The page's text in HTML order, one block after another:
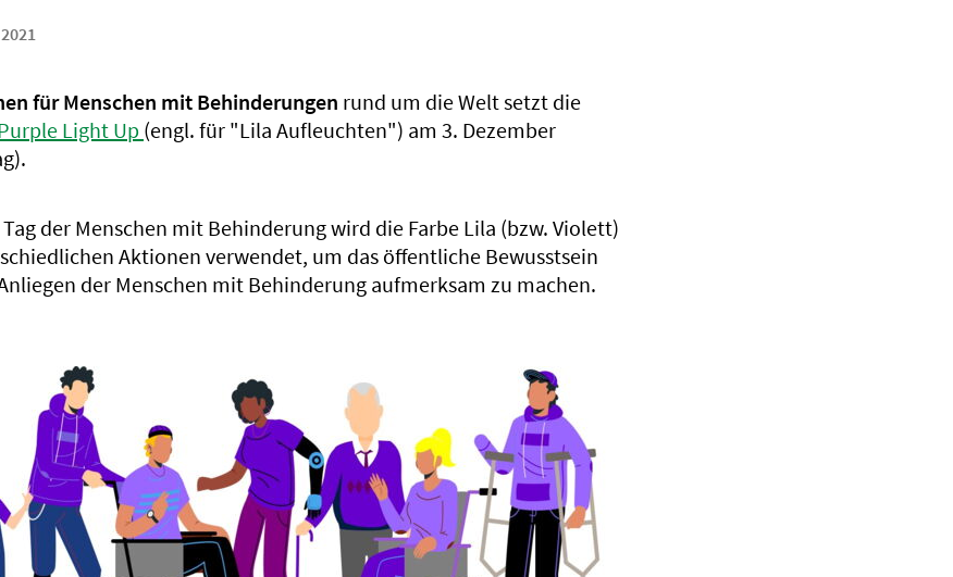
für Menschen mit Behinderungen rund um die Welt setzt die
Light Up (engl. für "Lila Aufleuchten") am 3. Dezember
der Menschen mit Behinderung wird die Farbe Lila (bzw. Violett)
Aktionen verwendet, um das öffentliche Bewusstsein
der Menschen mit Behinderung aufmerksam zu machen.